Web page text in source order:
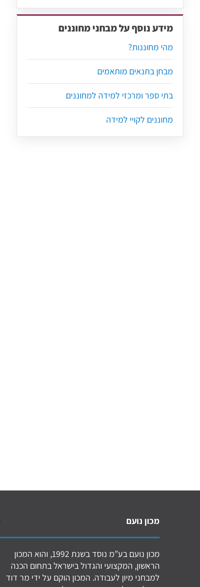
מידע נוסף על מבחני מחוננים
מהי מחוננות?
מבחן בתנאים מותאמים
בתי ספר ומרכזי למידה למחוננים
מחוננים לקויי למידה
מכון נועם
מכון נועם בע”מ נוסד בשנת 1992, והוא המכון
הראשון, המקצועי והגדול בישראל בתחום הכנה
למבחני מיון לעבודה. המכון הוקם על ידי מר דוד